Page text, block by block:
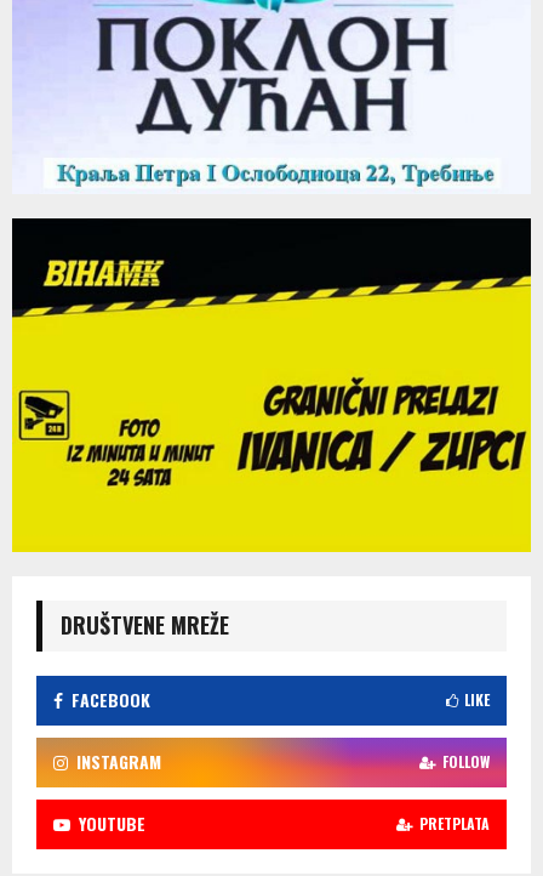
DRUŠTVENE MREŽE
FACEBOOK LIKE
INSTAGRAM FOLLOW
YOUTUBE PRETPLATA